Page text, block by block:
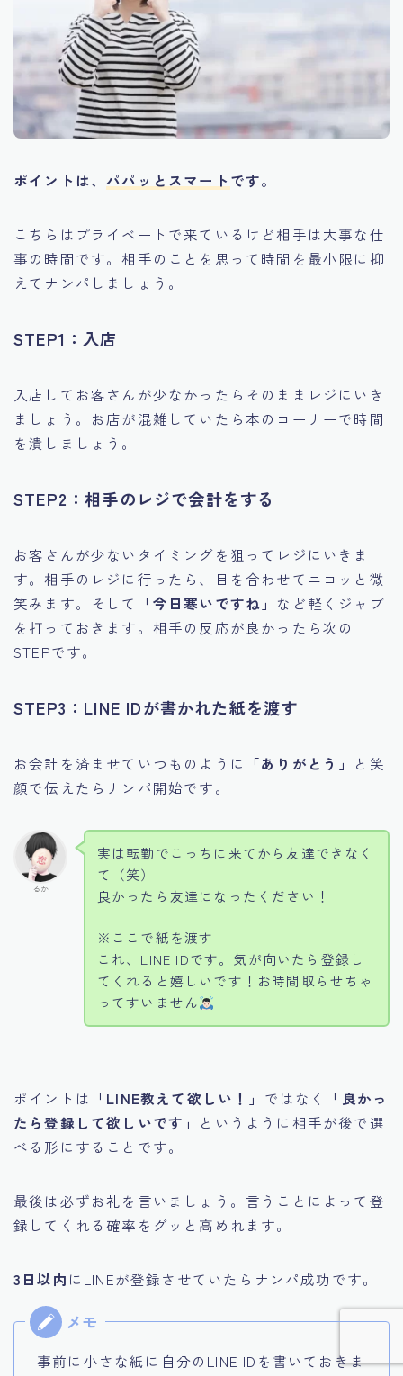
ポイントは、 パパッとスマート です。
こちらはプライベートで来ているけど相手は大事な仕
事の時間です。相手のことを思って時間を最小限に抑
えてナンパしましょう。
STEP1：入店
入店してお客さんが少なかったらそのままレジにいき
ましょう。お店が混雑していたら本のコーナーで時間
を潰しましょう。
STEP2：相手のレジで会計をする
お客さんが少ないタイミングを狙ってレジにいきま
す。相手のレジに行ったら、目を合わせてニコッと微
笑みます。そして
「今日寒いですね」 など軽くジャブ
を打っておきます。相手の反応が良かったら次の
STEPです。
STEP3：LINE IDが書かれた紙を渡す
お会計を済ませていつものように 「ありがとう」
と笑
顔で伝えたらナンパ開始です。
るか
実は転勤でこっちに来てから友達できなく
て（笑）
良かったら友達になったください！
※ここで紙を渡す
これ、LINE IDです。気が向いたら登録し
てくれると嬉しいです！お時間取らせちゃ
ってすいません
ポイントは 「LINE教えて欲しい！」 ではなく
「良かっ
たら登録して欲しいです」
というように相手が後で選
べる形にすることです。
最後は必ずお礼を言いましょう。言うことによって登
録してくれる確率をグッと高めれます。
3日以内 にLINEが登録させていたらナンパ成功です。
事前に小さな紙に自分のLINE IDを書いておきま